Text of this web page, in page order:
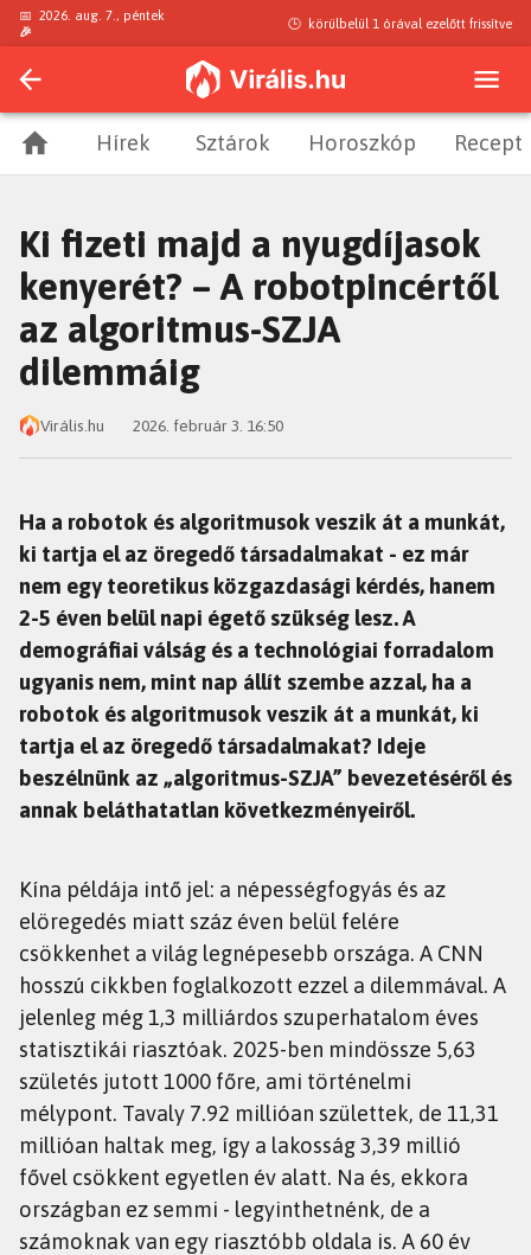
📅 2026. aug. 7., péntek
🎉
🕒 körülbelül 1 órával ezelőtt frissítve
Hírek Sztárok Horoszkóp Recept
Ki fizeti majd a nyugdíjasok
kenyerét? – A robotpincértől
az algoritmus-SZJA
dilemmáig
Virális.hu 2026. február 3. 16:50
Ha a robotok és algoritmusok veszik át a munkát,
ki tartja el az öregedő társadalmakat - ez már
nem egy teoretikus közgazdasági kérdés, hanem
2-5 éven belül napi égető szükség lesz. A
demográfiai válság és a technológiai forradalom
ugyanis nem, mint nap állít szembe azzal, ha a
robotok és algoritmusok veszik át a munkát, ki
tartja el az öregedő társadalmakat? Ideje
beszélnünk az „algoritmus-SZJA” bevezetéséről és
annak beláthatatlan következményeiről.
Kína példája intő jel: a népességfogyás és az
elöregedés miatt száz éven belül felére
csökkenhet a világ legnépesebb országa. A CNN
hosszú cikkben foglalkozott ezzel a dilemmával. A
jelenleg még 1,3 milliárdos szuperhatalom éves
statisztikái riasztóak. 2025-ben mindössze 5,63
születés jutott 1000 főre, ami történelmi
mélypont. Tavaly 7.92 millióan születtek, de 11,31
millióan haltak meg, így a lakosság 3,39 millió
fővel csökkent egyetlen év alatt. Na és, ekkora
országban ez semmi - legyinthetnénk, de a
számoknak van egy riasztóbb oldala is. A 60 év